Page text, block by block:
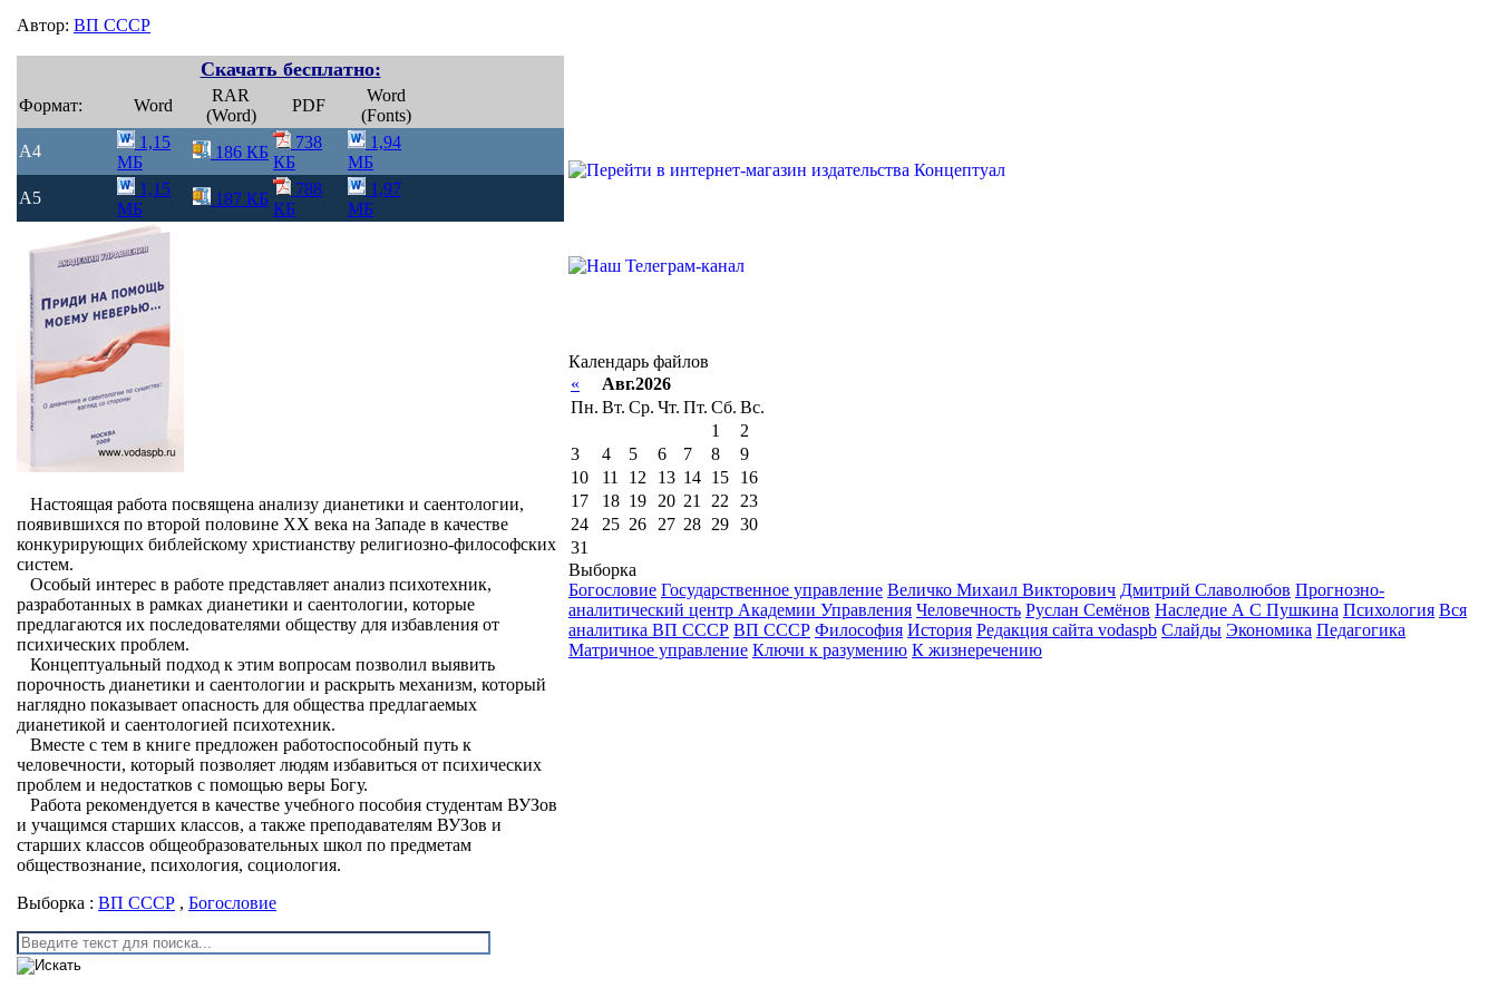
Автор: ВП СССР
Скачать бесплатно:
Формат: Word
RAR
(Word)
PDF
Word
(Fonts)
A4
1,15
МБ
186 КБ
738
КБ
1,94
МБ
A5
1,15
МБ
187 КБ
788
КБ
1,97
МБ
Настоящая работа посвящена анализу дианетики и саентологии,
появившихся по второй половине ХХ века на Западе в качестве
конкурирующих библейскому христианству религиозно-философских
систем.
Особый интерес в работе представляет анализ психотехник,
разработанных в рамках дианетики и саентологии, которые
предлагаются их последователями обществу для избавления от
психических проблем.
Концептуальный подход к этим вопросам позволил выявить
порочность дианетики и саентологии и раскрыть механизм, который
наглядно показывает опасность для общества предлагаемых
дианетикой и саентологией психотехник.
Вместе с тем в книге предложен работоспособный путь к
человечности, который позволяет людям избавиться от психических
проблем и недостатков с помощью веры Богу.
Работа рекомендуется в качестве учебного пособия студентам ВУЗов
и учащимся старших классов, а также преподавателям ВУЗов и
старших классов общеобразовательных школ по предметам
обществознание, психология, социология.
Выборка : ВП СССР , Богословие
Календарь файлов
«
Авг.2026
Пн. Вт. Ср. Чт. Пт. Сб. Вс.
1
2
3
4 5 6 7 8
9
10
11 12 13 14 15
16
17
18 19 20 21 22
23
24
25 26 27 28 29 30
31
Выборка
Богословие Государственное управление Величко Михаил Викторович Дмитрий Славолюбов Прогнозно-
аналитический центр Академии Управления Человечность Руслан Семёнов Наследие А С Пушкина Психология Вся
аналитика ВП СССР ВП СССР Философия История Редакция сайта vodaspb Слайды Экономика Педагогика
Матричное управление Ключи к разумению К жизнеречению